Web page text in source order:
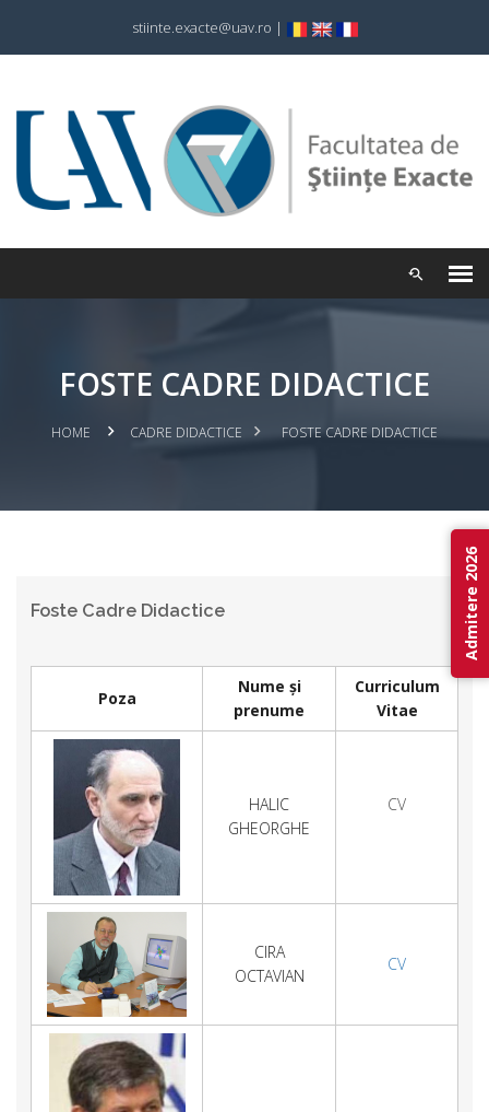
stiinte.exacte@uav.ro |
FOSTE CADRE DIDACTICE
HOME CADRE DIDACTICE FOSTE CADRE DIDACTICE
Foste Cadre Didactice
Poza
Nume și
prenume
Curriculum
Vitae
HALIC
GHEORGHE
CV
CIRA
OCTAVIAN
CV
Admitere 2026